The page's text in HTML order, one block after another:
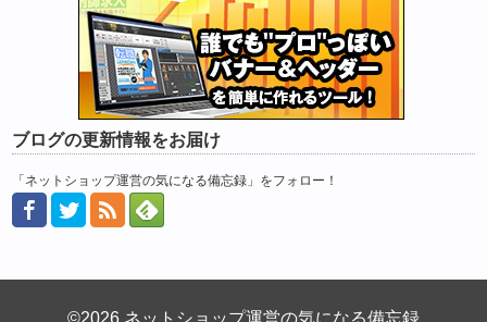
ブログの更新情報をお届け
「ネットショップ運営の気になる備忘録」をフォロー！
©2026 ネットショップ運営の気になる備忘録